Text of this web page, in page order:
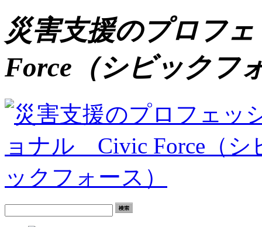
災害支援のプロフ
Force（シビックフ